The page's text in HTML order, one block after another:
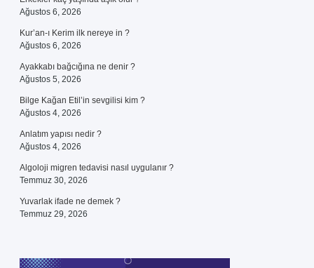
Ağustos 6, 2026
Kur’an-ı Kerim ilk nereye in ?
Ağustos 6, 2026
Ayakkabı bağcığına ne denir ?
Ağustos 5, 2026
Bilge Kağan Etil’in sevgilisi kim ?
Ağustos 4, 2026
Anlatım yapısı nedir ?
Ağustos 4, 2026
Algoloji migren tedavisi nasıl uygulanır ?
Temmuz 30, 2026
Yuvarlak ifade ne demek ?
Temmuz 29, 2026